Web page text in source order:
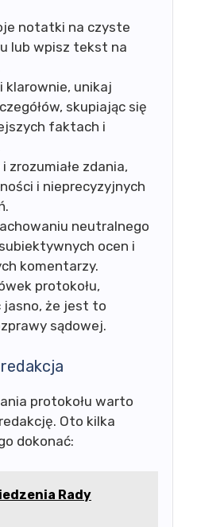
notatki na czyste
lub wpisz tekst na
klarownie, unikaj
skupiając się
faktach i
zrozumiałe zdania,
i nieprecyzyjnych
neutralnego
ocen i
komentarzy.
protokołu,
jasno, że jest to
sądowej.
protokołu warto
Oto kilka
dokonać:
Rady